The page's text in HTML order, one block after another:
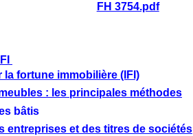
FH 3754.pdf
fortune immobilière (IFI)
: les principales méthodes
bâtis
entreprises et des titres de sociétés